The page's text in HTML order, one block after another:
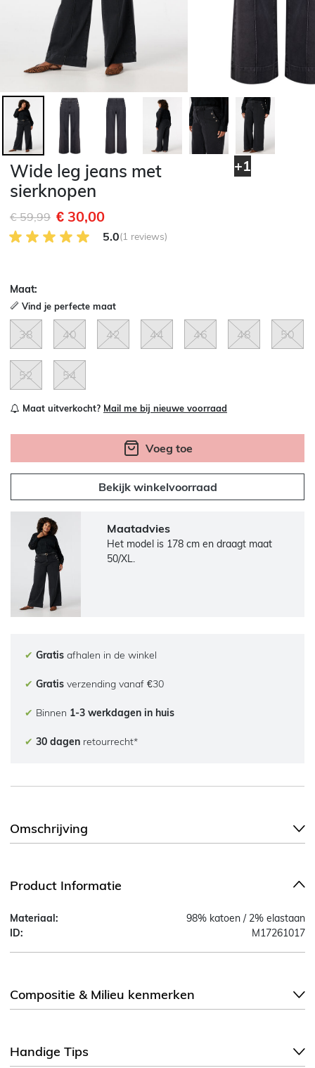
+1
Wide leg jeans met
sierknopen
Afgeprijsd van
€ 59,99naar
€ 30,00
5.0 van 5 Klantenbeoordeling
5.0(1 reviews)
Maat:
Vind je perfecte maat
38 40 42 44 46 48 50
52 54
Maat uitverkocht? Mail me bij nieuwe voorraad
Voeg toe
Bekijk winkelvoorraad
Maatadvies
Het model is 178 cm en draagt maat
50/XL.
✔ Gratis afhalen in de winkel
✔ Gratis verzending vanaf €30
✔ Binnen 1-3 werkdagen in huis
✔ 30 dagen retourrecht*
Omschrijving
Product Informatie
Materiaal:
98% katoen / 2% elastaan
ID:
M17261017
Compositie & Milieu kenmerken
Handige Tips